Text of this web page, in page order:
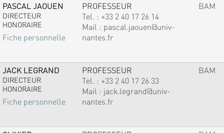
PASCAL JAOUEN
DIRECTEUR
HONORAIRE
Fiche personnelle
PROFESSEUR
Tel. : +33 2 40 17 26 14
Mail : pascal.jaouen@univ-
nantes.fr
BAM
JACK LEGRAND
DIRECTEUR
HONORAIRE
Fiche personnelle
PROFESSEUR
Tel. : +33 2 40 17 26 33
Mail : jack.legrand@univ-
nantes.fr
BAM